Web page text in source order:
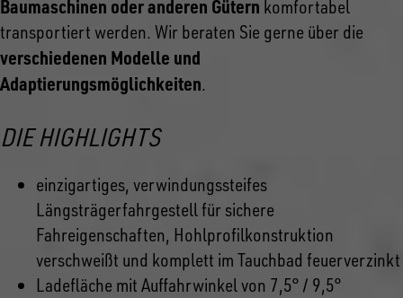
Baumaschinen oder anderen Gütern komfortabel
transportiert werden. Wir beraten Sie gerne über die
verschiedenen Modelle und
Adaptierungsmöglichkeiten.
DIE HIGHLIGHTS
einzigartiges, verwindungssteifes
Längsträgerfahrgestell für sichere
Fahreigenschaften, Hohlprofilkonstruktion
verschweißt und komplett im Tauchbad feuerverzinkt
Ladefläche mit Auffahrwinkel von 7,5° / 9,5°